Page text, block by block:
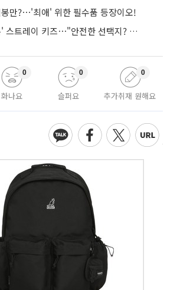
만?⋯'최애' 위한 필수품 등장이오!
이것저것 '다 되는' 스트레이 키즈⋯"안전한 선택지? 도전이 재밌죠"
화나요
0
슬퍼요
0
추가취재 원해요
0